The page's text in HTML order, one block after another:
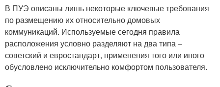
В ПУЭ описаны лишь некоторые ключевые требования
по размещению их относительно домовых
коммуникаций. Используемые сегодня правила
расположения условно разделяют на два типа –
советский и евростандарт, применения того или иного
обусловлено исключительно комфортом пользователя.